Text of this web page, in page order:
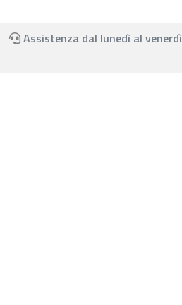
Assistenza dal lunedì al venerdì